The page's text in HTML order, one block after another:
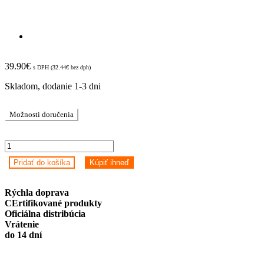
39.90€ s DPH (32.44€ bez dph)
Skladom, dodanie 1-3 dni
Možnosti doručenia
Xiaomi
Mi
Air
bacterial
Filter
quantity
Pridať do košíka Kúpiť ihneď
Rýchla doprava
CErtifikované produkty
Oficiálna distribúcia
Vrátenie
do 14 dní